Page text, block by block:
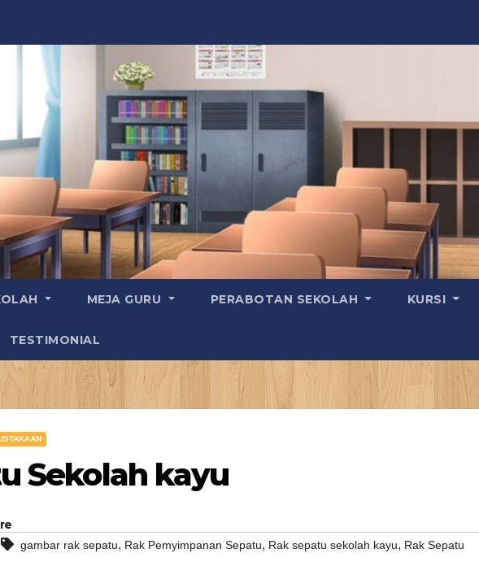
MEJA GURU PERABOTAN SEKOLAH KURSI
TESTIMONIAL
Sekolah kayu
gambar rak sepatu, Rak Pemyimpanan Sepatu, Rak sepatu sekolah kayu, Rak Sepatu